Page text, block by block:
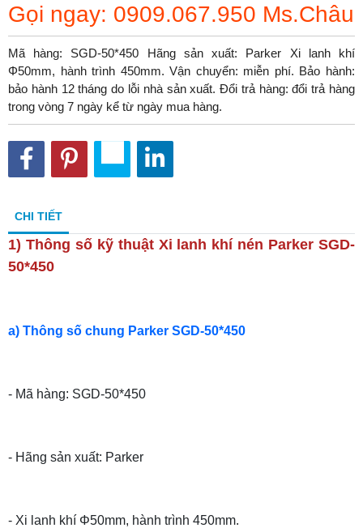
Gọi ngay: 0909.067.950 Ms.Châu
Mã hàng: SGD-50*450 Hãng sản xuất: Parker Xi lanh khí
Φ50mm, hành trình 450mm. Vận chuyển: miễn phí. Bảo hành:
bảo hành 12 tháng do lỗi nhà sản xuất. Đổi trả hàng: đổi trả hàng
trong vòng 7 ngày kể từ ngày mua hàng.
CHI TIẾT
1) Thông số kỹ thuật Xi lanh khí nén Parker SGD-
50*450
a) Thông số chung Parker SGD-50*450
- Mã hàng: SGD-50*450
- Hãng sản xuất: Parker
- Xi lanh khí Φ50mm, hành trình 450mm.